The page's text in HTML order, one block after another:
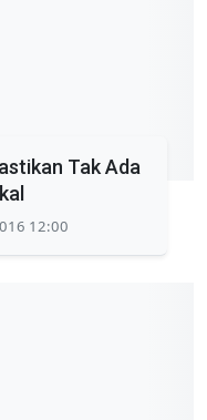
Tak Ada
12:00